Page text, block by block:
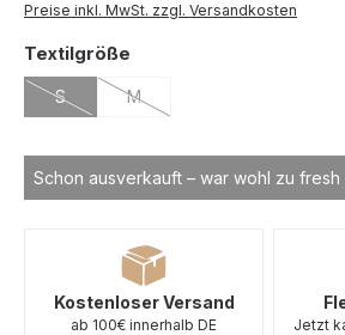
Preise inkl. MwSt. zzgl. Versandkosten
Schon ausverkauft – war wohl zu fresh
Textilgröße
S
(Diese Option ist zurzeit nicht verfügbar.)
M
(Diese Option ist zurzeit nicht
Kostenloser Versand
ab 100€ innerhalb DE Jetzt